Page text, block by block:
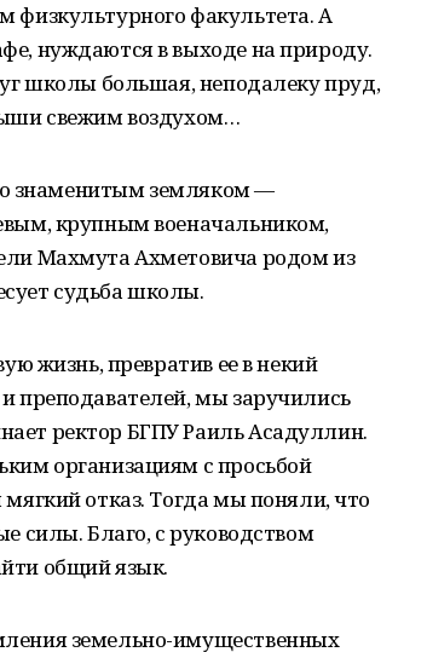
факультета. А
нуждаются в выходе на природу.
школы большая, неподалеку пруд,
свежим воздухом…
знаменитым земляком —
крупным военачальником,
Махмута Ахметовича родом из
судьба школы.
жизнь, превратив ее в некий
преподавателей, мы заручились
ректор БГПУ Раиль Асадуллин.
организациям с просьбой
отказ. Тогда мы поняли, что
силы. Благо, с руководством
общий язык.
земельно-имущественных